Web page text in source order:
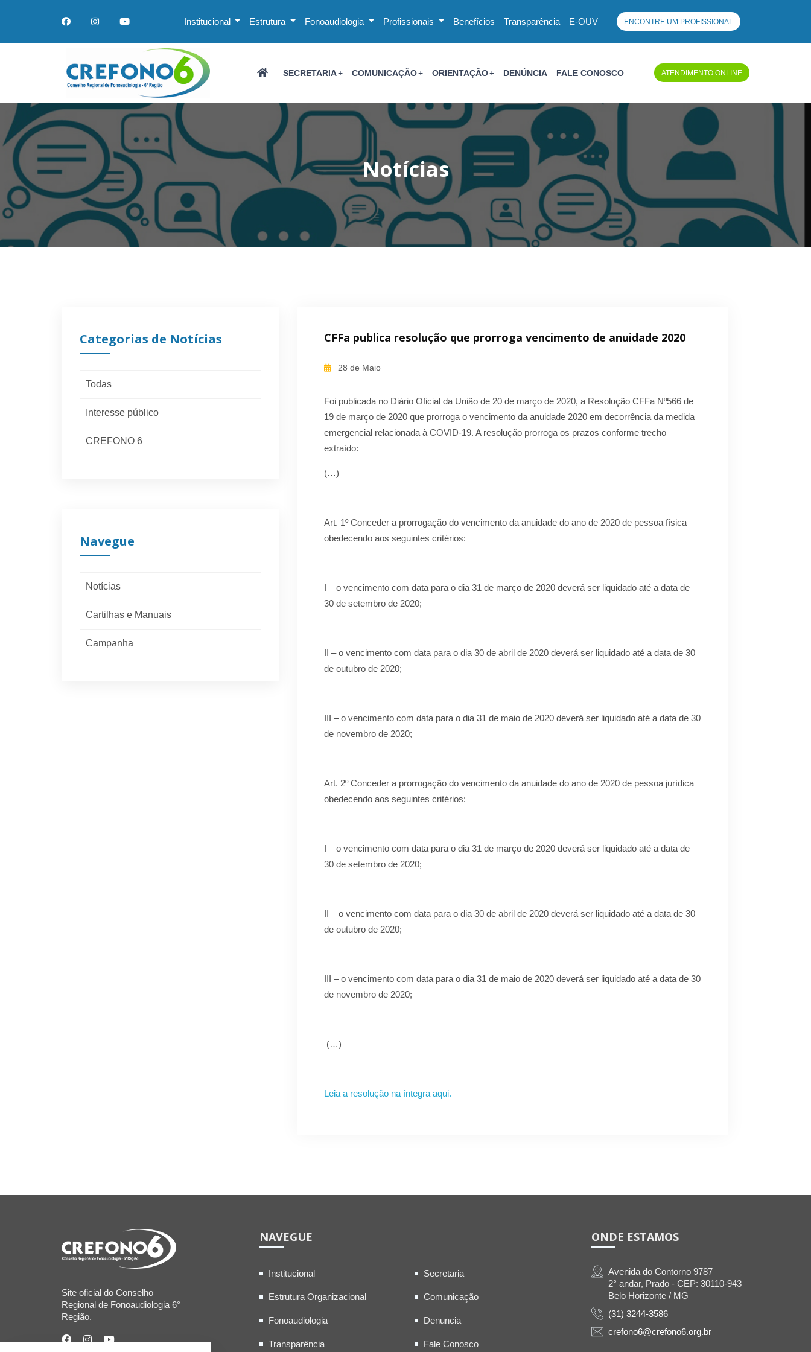
Institucional Estrutura Fonoaudiologia Profissionais Benefícios Transparência E-OUV ENCONTRE UM PROFISSIONAL
SECRETARIA COMUNICAÇÃO ORIENTAÇÃO DENÚNCIA FALE CONOSCO ATENDIMENTO ONLINE
Notícias
Categorias de Notícias
Todas
Interesse público
CREFONO 6
Navegue
Notícias
Cartilhas e Manuais
Campanha
CFFa publica resolução que prorroga vencimento de anuidade 2020
28 de Maio
Foi publicada no Diário Oficial da União de 20 de março de 2020, a Resolução CFFa Nº566 de
19 de março de 2020 que prorroga o vencimento da anuidade 2020 em decorrência da medida
emergencial relacionada à COVID-19. A resolução prorroga os prazos conforme trecho
extraído:
(…)
Art. 1º Conceder a prorrogação do vencimento da anuidade do ano de 2020 de pessoa física
obedecendo aos seguintes critérios:
I – o vencimento com data para o dia 31 de março de 2020 deverá ser liquidado até a data de
30 de setembro de 2020;
II – o vencimento com data para o dia 30 de abril de 2020 deverá ser liquidado até a data de 30
de outubro de 2020;
III – o vencimento com data para o dia 31 de maio de 2020 deverá ser liquidado até a data de 30
de novembro de 2020;
Art. 2º Conceder a prorrogação do vencimento da anuidade do ano de 2020 de pessoa jurídica
obedecendo aos seguintes critérios:
I – o vencimento com data para o dia 31 de março de 2020 deverá ser liquidado até a data de
30 de setembro de 2020;
II – o vencimento com data para o dia 30 de abril de 2020 deverá ser liquidado até a data de 30
de outubro de 2020;
III – o vencimento com data para o dia 31 de maio de 2020 deverá ser liquidado até a data de 30
de novembro de 2020;
(…)
Leia a resolução na íntegra aqui.
Site oficial do Conselho
Regional de Fonoaudiologia 6°
Região.
NAVEGUE
Institucional
Estrutura Organizacional
Fonoaudiologia
Transparência
Secretaria
Comunicação
Denuncia
Fale Conosco
ONDE ESTAMOS
Avenida do Contorno 9787
2° andar, Prado - CEP: 30110-943
Belo Horizonte / MG
(31) 3244-3586
crefono6@crefono6.org.br